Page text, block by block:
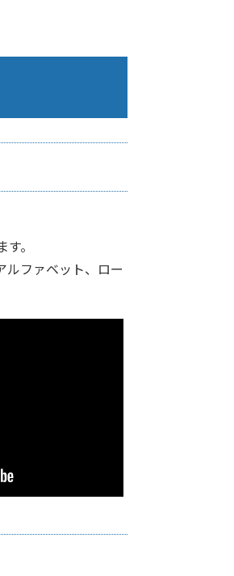
。
ルファベット、ロー